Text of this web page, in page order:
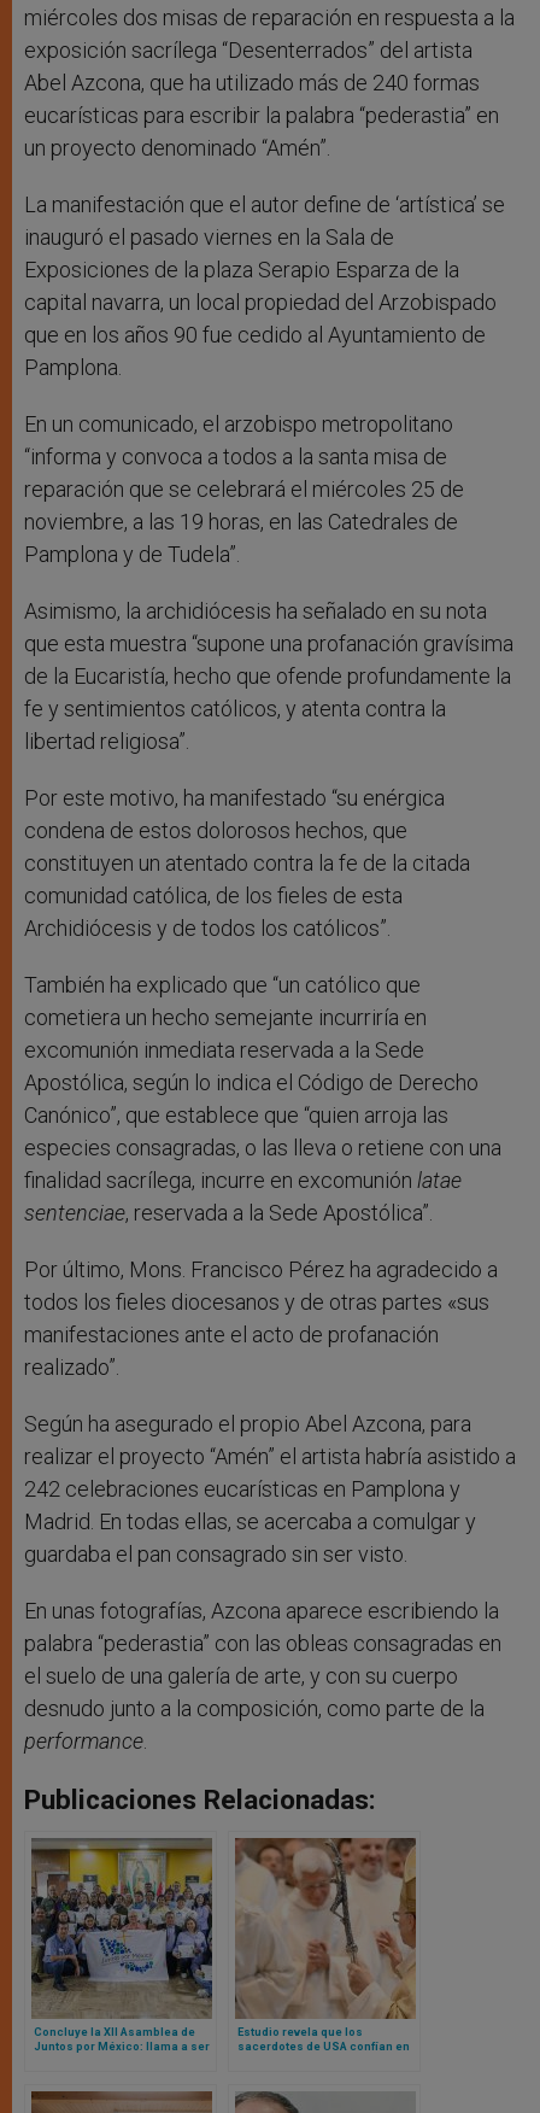
miércoles dos misas de reparación en respuesta a la
exposición sacrílega “Desenterrados” del artista
Abel Azcona, que ha utilizado más de 240 formas
eucarísticas para escribir la palabra “pederastia” en
un proyecto denominado “Amén”.
La manifestación que el autor define de ‘artística’ se
inauguró el pasado viernes en la Sala de
Exposiciones de la plaza Serapio Esparza de la
capital navarra, un local propiedad del Arzobispado
que en los años 90 fue cedido al Ayuntamiento de
Pamplona.
En un comunicado, el arzobispo metropolitano
“informa y convoca a todos a la santa misa de
reparación que se celebrará el miércoles 25 de
noviembre, a las 19 horas, en las Catedrales de
Pamplona y de Tudela”.
Asimismo, la archidiócesis ha señalado en su nota
que esta muestra “supone una profanación gravísima
de la Eucaristía, hecho que ofende profundamente la
fe y sentimientos católicos, y atenta contra la
libertad religiosa”.
Por este motivo, ha manifestado “su enérgica
condena de estos dolorosos hechos, que
constituyen un atentado contra la fe de la citada
comunidad católica, de los fieles de esta
Archidiócesis y de todos los católicos”.
También ha explicado que “un católico que
cometiera un hecho semejante incurriría en
excomunión inmediata reservada a la Sede
Apostólica, según lo indica el Código de Derecho
Canónico”, que establece que “quien arroja las
especies consagradas, o las lleva o retiene con una
finalidad sacrílega, incurre en excomunión latae
sentenciae, reservada a la Sede Apostólica”.
Por último, Mons. Francisco Pérez ha agradecido a
todos los fieles diocesanos y de otras partes «sus
manifestaciones ante el acto de profanación
realizado”.
Según ha asegurado el propio Abel Azcona, para
realizar el proyecto “Amén” el artista habría asistido a
242 celebraciones eucarísticas en Pamplona y
Madrid. En todas ellas, se acercaba a comulgar y
guardaba el pan consagrado sin ser visto.
En unas fotografías, Azcona aparece escribiendo la
palabra “pederastia” con las obleas consagradas en
el suelo de una galería de arte, y con su cuerpo
desnudo junto a la composición, como parte de la
performance.
Publicaciones Relacionadas:
Concluye la XII Asamblea de
Juntos por México: llama a ser
Estudio revela que los
sacerdotes de USA confían en